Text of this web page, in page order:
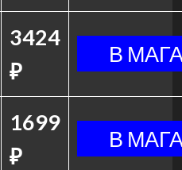
3424
₽
1699
₽